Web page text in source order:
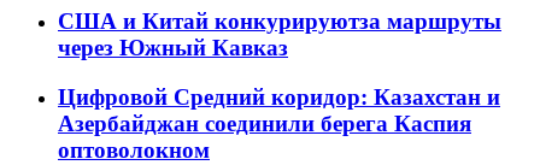
США и Китай конкурируютза маршруты
через Южный Кавказ
Цифровой Средний коридор: Казахстан и
Азербайджан соединили берега Каспия
оптоволокном